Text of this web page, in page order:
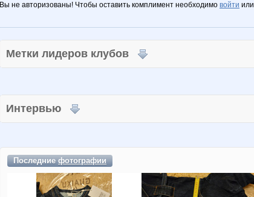
Вы не авторизованы! Чтобы оставить комплимент необходимо войти или
Метки лидеров клубов
Интервью
Последниефотографии